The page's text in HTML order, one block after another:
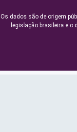
Os dados são de origem
legislação brasileira e o